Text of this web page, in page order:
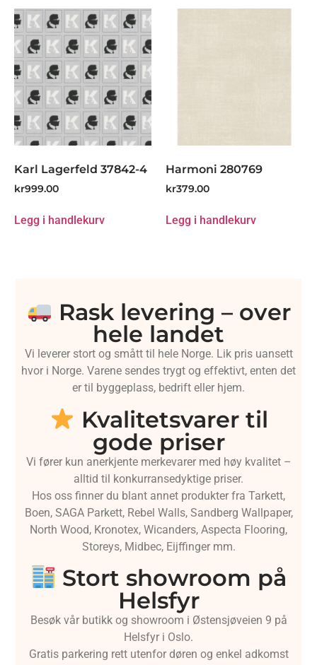
Karl Lagerfeld 37842-4
kr999.00
Legg i handlekurv
Harmoni 280769
kr379.00
Legg i handlekurv
Rask levering – over
hele landet
Vi leverer stort og smått til hele Norge. Lik pris uansett
hvor i Norge. Varene sendes trygt og effektivt, enten det
er til byggeplass, bedrift eller hjem.
Kvalitetsvarer til
gode priser
Vi fører kun anerkjente merkevarer med høy kvalitet –
alltid til konkurransedyktige priser.
Hos oss finner du blant annet produkter fra Tarkett,
Boen, SAGA Parkett, Rebel Walls, Sandberg Wallpaper,
North Wood, Kronotex, Wicanders, Aspecta Flooring,
Storeys, Midbec, Eijffinger mm.
Stort showroom på
Helsfyr
Besøk vår butikk og showroom i Østensjøveien 9 på
Helsfyr i Oslo.
Gratis parkering rett utenfor døren og enkel adkomst